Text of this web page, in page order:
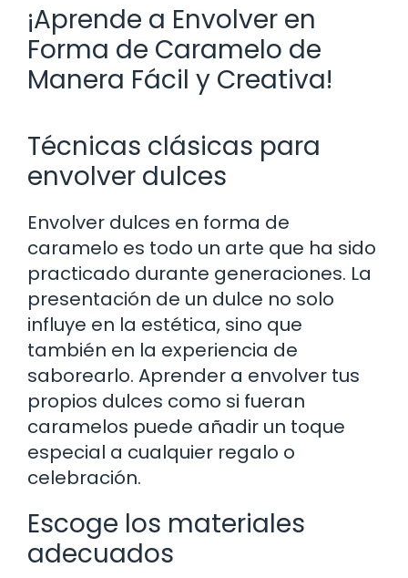
¡Aprende a Envolver en
Forma de Caramelo de
Manera Fácil y Creativa!
Técnicas clásicas para
envolver dulces
Envolver dulces en forma de
caramelo es todo un arte que ha sido
practicado durante generaciones. La
presentación de un dulce no solo
influye en la estética, sino que
también en la experiencia de
saborearlo. Aprender a envolver tus
propios dulces como si fueran
caramelos puede añadir un toque
especial a cualquier regalo o
celebración.
Escoge los materiales
adecuados